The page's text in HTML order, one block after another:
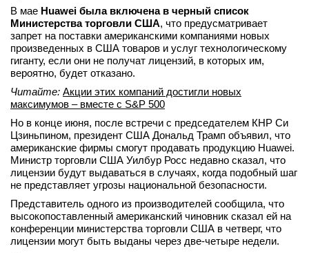
вконтакте
телеграм
Стать автором
Вход
В мае Huawei была включена в черный список
Министерства торговли США, что предусматривает
запрет на поставки американскими компаниями новых
произведенных в США товаров и услуг технологическому
гиганту, если они не получат лицензий, в которых им,
вероятно, будет отказано.
Читайте: Акции этих компаний достигли новых
максимумов – вместе с S&P 500
Но в конце июня, после встречи с председателем КНР Си
Цзиньпином, президент США Дональд Трамп объявил, что
американские фирмы смогут продавать продукцию Huawei.
Министр торговли США Уилбур Росс недавно сказал, что
лицензии будут выдаваться в случаях, когда подобный шаг
не представляет угрозы национальной безопасности.
Представитель одного из производителей сообщила, что
высокопоставленный американский чиновник сказал ей на
конференции министерства торговли США в четверг, что
лицензии могут быть выданы через две-четыре недели.